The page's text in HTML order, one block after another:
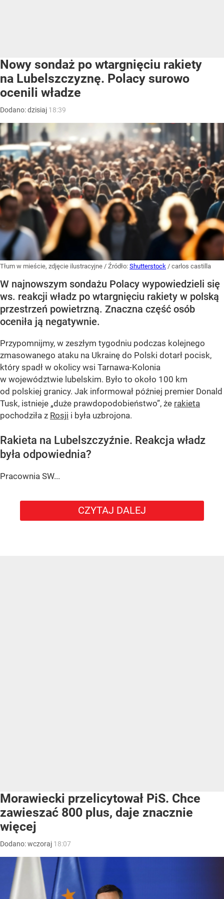
Nowy sondaż po wtargnięciu rakiety
na Lubelszczyznę. Polacy surowo
ocenili władze
Dodano:dzisiaj 18:39
Tłum w mieście, zdjęcie ilustracyjne / Źródło: Shutterstock / carlos castilla
W najnowszym sondażu Polacy wypowiedzieli się
ws. reakcji władz po wtargnięciu rakiety w polską
przestrzeń powietrzną. Znaczna część osób
oceniła ją negatywnie.
Przypomnijmy, w zeszłym tygodniu podczas kolejnego
zmasowanego ataku na Ukrainę do Polski dotarł pocisk,
który spadł w okolicy wsi Tarnawa-Kolonia
w województwie lubelskim. Było to około 100 km
od polskiej granicy. Jak informował później premier Donald
Tusk, istnieje „duże prawdopodobieństwo”, że rakieta
pochodziła z Rosji i była uzbrojona.
Rakieta na Lubelszczyźnie. Reakcja władz
była odpowiednia?
Pracownia SW...
CZYTAJ DALEJ
Morawiecki przelicytował PiS. Chce
zawieszać 800 plus, daje znacznie
więcej
Dodano:wczoraj 18:07